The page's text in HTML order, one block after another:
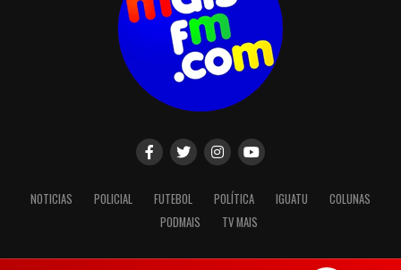
NOTICIAS POLICIAL FUTEBOL POLÍTICA IGUATU
COLUNAS
PODMAIS
TV MAIS